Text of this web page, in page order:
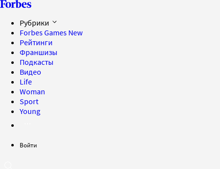
Рубрики
Forbes Games New
Рейтинги
Франшизы
Подкасты
Видео
Life
Woman
Sport
Young
Войти